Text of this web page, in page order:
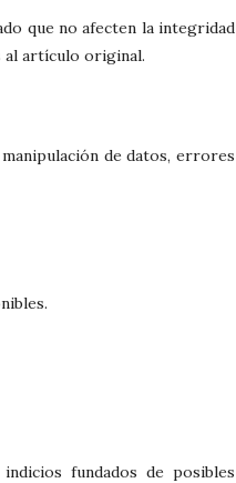
que no afecten la integridad
al artículo original.
de datos, errores
fundados de posibles